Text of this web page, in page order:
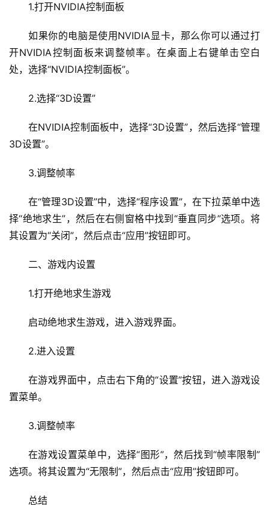
1.打开NVIDIA控制面板
如果你的电脑是使用NVIDIA显卡，那么你可以通过打
开NVIDIA控制面板来调整帧率。在桌面上右键单击空白
处，选择“NVIDIA控制面板”。
2.选择“3D设置”
在NVIDIA控制面板中，选择“3D设置”，然后选择“管理
3D设置”。
3.调整帧率
在“管理3D设置”中，选择“程序设置”，在下拉菜单中选
择“绝地求生”，然后在右侧窗格中找到“垂直同步”选项。将
其设置为“关闭”，然后点击“应用”按钮即可。
二、游戏内设置
1.打开绝地求生游戏
启动绝地求生游戏，进入游戏界面。
2.进入设置
在游戏界面中，点击右下角的“设置”按钮，进入游戏设
置菜单。
3.调整帧率
在游戏设置菜单中，选择“图形”，然后找到“帧率限制”
选项。将其设置为“无限制”，然后点击“应用”按钮即可。
总结